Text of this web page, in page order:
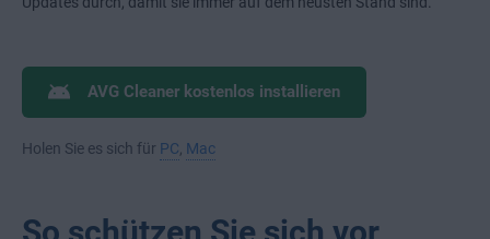
AVG Cleaner kostenlos installieren
Holen Sie es sich für PC Mac